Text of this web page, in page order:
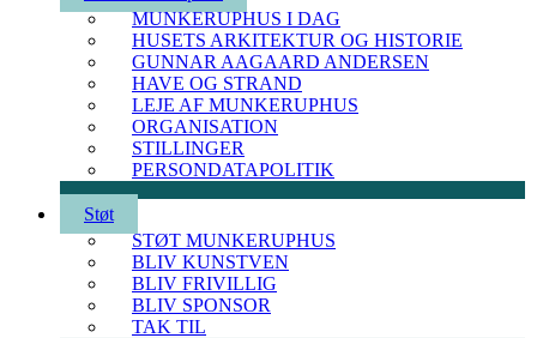
MUNKERUPHUS I DAG
HUSETS ARKITEKTUR OG HISTORIE
GUNNAR AAGAARD ANDERSEN
HAVE OG STRAND
LEJE AF MUNKERUPHUS
ORGANISATION
STILLINGER
PERSONDATAPOLITIK
Støt
STØT MUNKERUPHUS
BLIV KUNSTVEN
BLIV FRIVILLIG
BLIV SPONSOR
TAK TIL